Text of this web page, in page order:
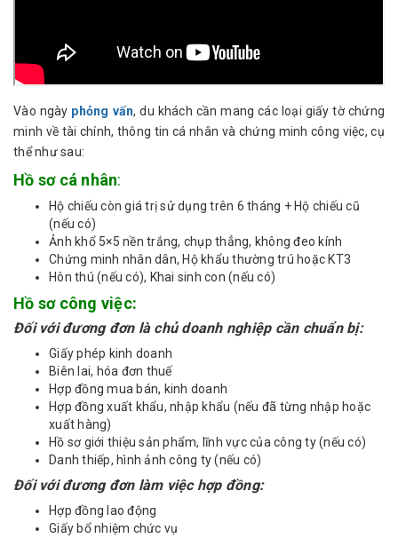
Vào ngày phỏng vấn, du khách cần mang các loại giấy tờ chứng
minh về tài chính, thông tin cá nhân và chứng minh công việc, cụ
thể như sau:
Hồ sơ cá nhân:
Hộ chiếu còn giá trị sử dụng trên 6 tháng + Hộ chiếu cũ
(nếu có)
Ảnh khổ 5×5 nền trắng, chụp thẳng, không đeo kính
Chứng minh nhân dân, Hộ khẩu thường trú hoặc KT3
Hôn thú (nếu có), Khai sinh con (nếu có)
Hồ sơ công việc:
Đối với đương đơn là chủ doanh nghiệp cần chuẩn bị:
Giấy phép kinh doanh
Biên lai, hóa đơn thuế
Hợp đồng mua bán, kinh doanh
Hợp đồng xuất khẩu, nhập khẩu (nếu đã từng nhập hoặc
xuất hàng)
Hồ sơ giới thiệu sản phẩm, lĩnh vực của công ty (nếu có)
Danh thiếp, hình ảnh công ty (nếu có)
Đối với đương đơn làm việc hợp đồng:
Hợp đồng lao động
Giấy bổ nhiệm chức vụ